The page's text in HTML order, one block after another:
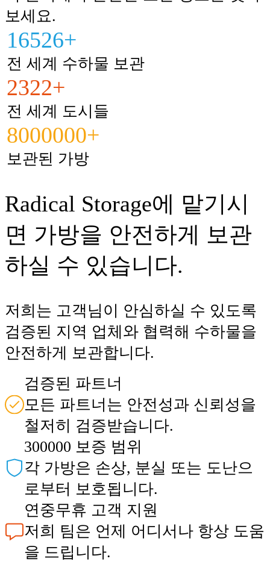
보세요.
16526+
전 세계 수하물 보관
2322+
전 세계 도시들
8000000+
보관된 가방
Radical Storage에 맡기시
면 가방을 안전하게 보관
하실 수 있습니다.
저희는 고객님이 안심하실 수 있도록
검증된 지역 업체와 협력해 수하물을
안전하게 보관합니다.
검증된 파트너
모든 파트너는 안전성과 신뢰성을
철저히 검증받습니다.
300000 보증 범위
각 가방은 손상, 분실 또는 도난으
로부터 보호됩니다.
연중무휴 고객 지원
저희 팀은 언제 어디서나 항상 도움
을 드립니다.